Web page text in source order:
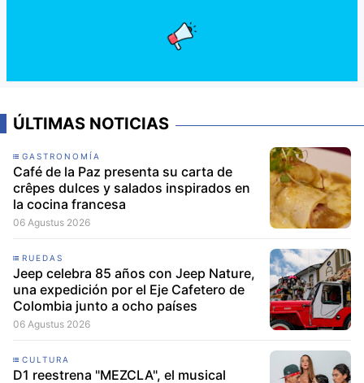
ÚLTIMAS NOTICIAS
GASTRONOMÍA
Café de la Paz presenta su carta de
crêpes dulces y salados inspirados en
la cocina francesa
06 Agustus 2026
RUEDAS
Jeep celebra 85 años con Jeep Nature,
una expedición por el Eje Cafetero de
Colombia junto a ocho países
06 Agustus 2026
CULTURA
D1 reestrena "MEZCLA", el musical